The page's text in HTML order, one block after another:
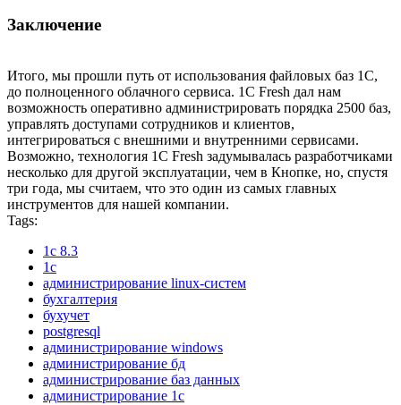
Заключение
Итого, мы прошли путь от использования файловых баз 1С,
до полноценного облачного сервиса. 1С Fresh дал нам
возможность оперативно администрировать порядка 2500 баз,
управлять доступами сотрудников и клиентов,
интегрироваться с внешними и внутренними сервисами.
Возможно, технология 1С Fresh задумывалась разработчиками
несколько для другой эксплуатации, чем в Кнопке, но, спустя
три года, мы считаем, что это один из самых главных
инструментов для нашей компании.
Tags:
1c 8.3
1c
администрирование linux-систем
бухгалтерия
бухучет
postgresql
администрирование windows
администрирование бд
администрирование баз данных
администрирование 1с